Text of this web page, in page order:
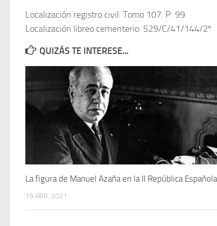
Localización registro civil: Tomo 107. P. 99
Localización libreo cementerio: 529/C/41/144/2º
QUIZÁS TE INTERESE...
La figura de Manuel Azaña en la II República Española
19 ABR, 2021